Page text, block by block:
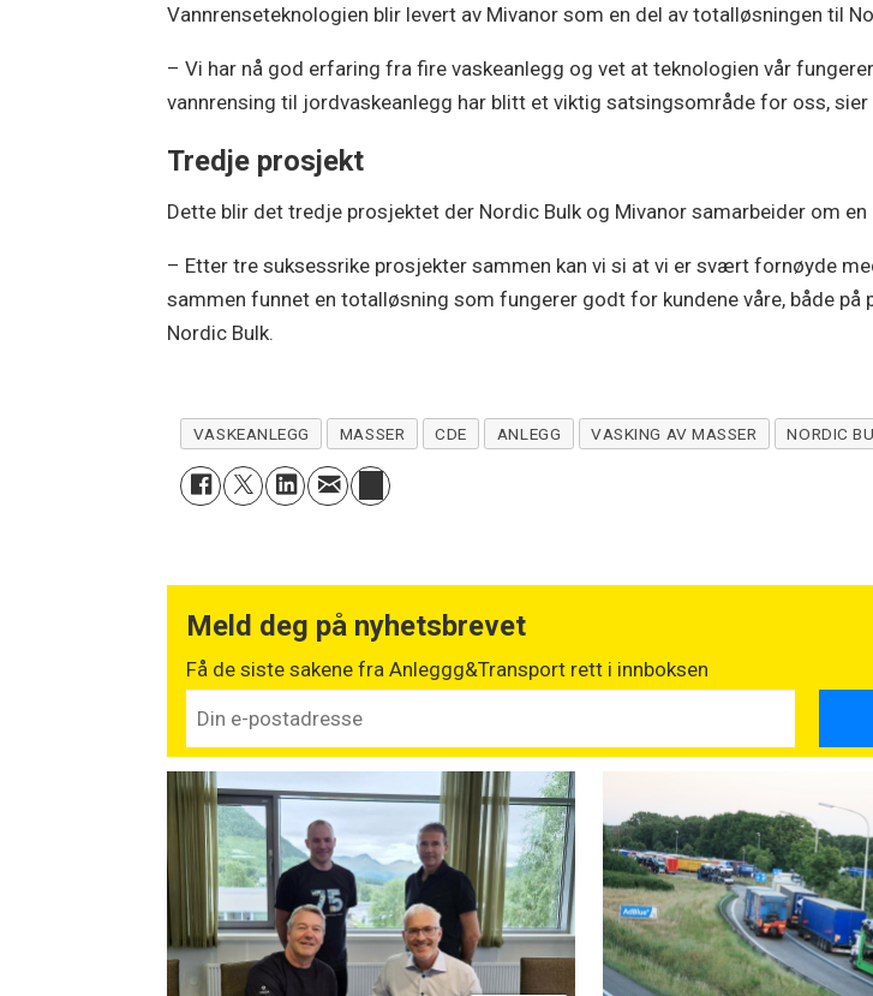
Vannrenseteknologien blir levert av Mivanor som en del av totalløsningen til
– Vi har nå god erfaring fra fire vaskeanlegg og vet at teknologien vår
vannrensing til jordvaskeanlegg har blitt et viktig satsingsområde for oss, sier
Tredje prosjekt
Dette blir det tredje prosjektet der Nordic Bulk og Mivanor samarbeider om
– Etter tre suksessrike prosjekter sammen kan vi si at vi er svært fornøyde
sammen funnet en totalløsning som fungerer godt for kundene våre, både på
Nordic Bulk.
VASKEANLEGG MASSER CDE ANLEGG VASKING AV MASSER NORDIC
Meld deg på nyhetsbrevet
Få de siste sakene fra Anleggg&Transport rett i innboksen